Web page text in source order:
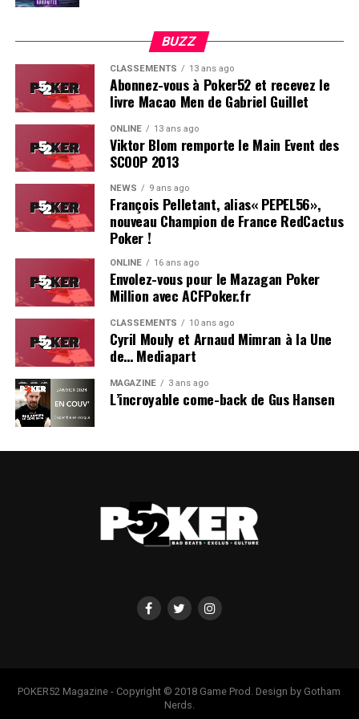
Soleau à gauche, sorti par Logghe au centre
BUZZ
CLASSEMENTS 13 ans ago
Abonnez-vous à Poker52 et recevez le
livre Macao Men de Gabriel Guillet
ONLINE 13 ans ago
Viktor Blom remporte le Main Event des
SCOOP 2013
NEWS 9 ans ago
François Pelletant, alias« PEPEL56»,
nouveau Champion de France RedCactus
Poker !
ONLINE 16 ans ago
Envolez-vous pour le Mazagan Poker
Million avec ACFPoker.fr
CLASSEMENTS 10 ans ago
Cyril Mouly et Arnaud Mimran à la Une
de… Mediapart
MAGAZINE 3 ans ago
L’incroyable come-back de Gus Hansen
POKER52 Magazine - Copyright © 2018 Game Prod. Design by Gotham
Nerds.